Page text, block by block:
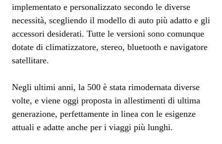
implementato e personalizzato secondo le diverse
necessità, scegliendo il modello di auto più adatto e gli
accessori desiderati. Tutte le versioni sono comunque
dotate di climatizzatore, stereo, bluetooth e navigatore
satellitare.
Negli ultimi anni, la 500 è stata rimodernata diverse
volte, e viene oggi proposta in allestimenti di ultima
generazione, perfettamente in linea con le esigenze
attuali e adatte anche per i viaggi più lunghi.